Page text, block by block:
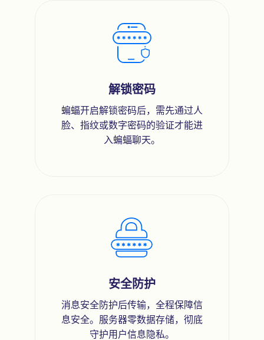
解锁密码
蝙蝠开启解锁密码后，需先通过人
脸、指纹或数字密码的验证才能进
入蝙蝠聊天。
安全防护
消息安全防护后传输，全程保障信
息安全。服务器零数据存储，彻底
守护用户信息隐私。